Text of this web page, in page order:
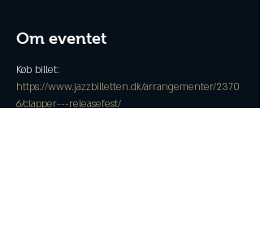
Om eventet
Køb billet:
https://www.jazzbilletten.dk/arrangementer/2370
6/clapper---releasefest/